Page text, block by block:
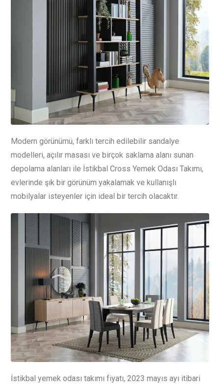
Modern görünümü, farklı tercih edilebilir sandalye
modelleri, açılır masası ve birçok saklama alanı sunan
depolama alanları ile İstikbal Cross Yemek Odası Takımı,
evlerinde şık bir görünüm yakalamak ve kullanışlı
mobilyalar isteyenler için ideal bir tercih olacaktır.
İstikbal yemek odası takımı fiyatı, 2023 mayıs ayı itibari